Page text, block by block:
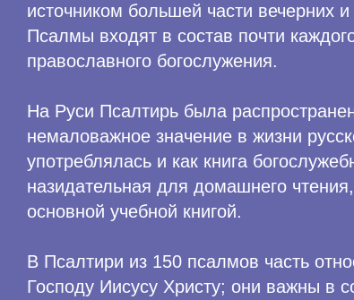
источником большей части вечерних
Псалмы входят в состав почти
православного богослужения.
На Руси Псалтирь была
немаловажное значение в жизни
употреблялась и как книга
назидательная для домашнего
основной учебной книгой.
В Псалтири из 150 псалмов часть
Господу Иисусу Христу; они важны в